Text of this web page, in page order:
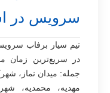
سرویس در
تیم سیار برفاب
در سریع‌ترین زمان
جمله: میدان نماز،
مهدیه، محمدیه،